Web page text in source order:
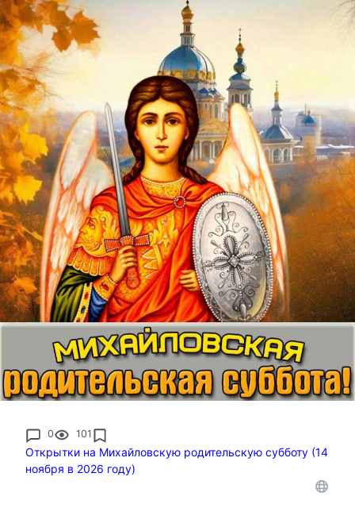
0 101
Открытки на Михайловскую родительскую субботу (14
ноября в 2026 году)